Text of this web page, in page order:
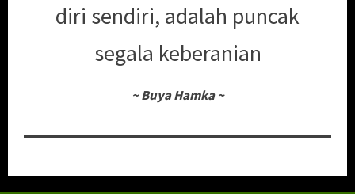
diri sendiri, adalah puncak
segala keberanian
~ Buya Hamka ~